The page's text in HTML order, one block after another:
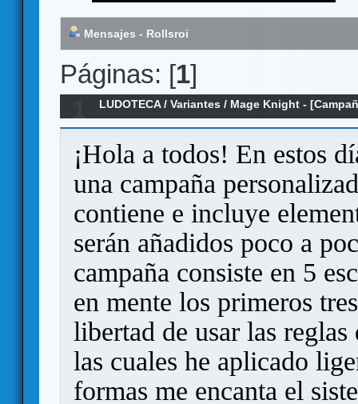
Mensajes - Rollsroi
Páginas: [1]
LUDOTECA/Variantes / Mage Knight -
Apocalipsis
¡Hola a todos! En estos
una campaña
contiene e incluye
serán añadidos poco a
campaña consiste en 5
en mente los primeros
libertad de usar las
las cuales he aplicado
formas me encanta el